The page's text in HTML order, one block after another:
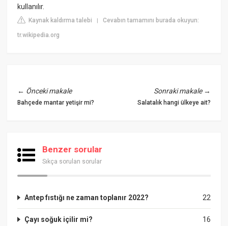
kullanılır.
Kaynak kaldırma talebi |Cevabın tamamını burada okuyun:
tr.wikipedia.org
← Önceki makale
Bahçede mantar yetişir mi?
Sonraki makale→
Salatalık hangi ülkeye ait?
Benzer sorular
Sıkça sorulan sorular
22
Antep fıstığı ne zaman toplanır 2022?
16
Çayı soğuk içilir mi?